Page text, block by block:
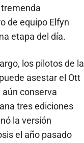
de equipo Elfyn
etapa del día.
los pilotos de la
asestar el Ott
conserva
tres ediciones
la versión
el año pasado